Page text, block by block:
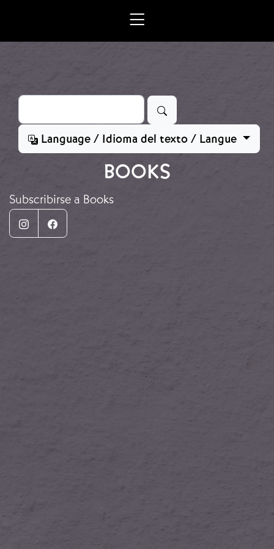
Buscar
Language / Idioma del texto / Langue
BOOKS
Subscribirse a Books
InstagramFacebook